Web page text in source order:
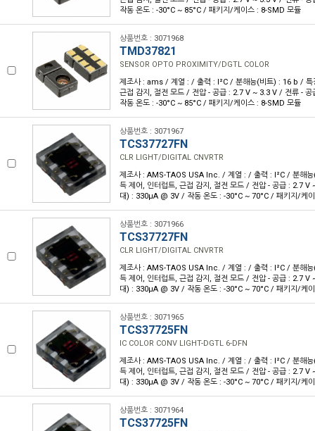
작동 온도 : -30°C ~ 85°C / 패키지/케이스 : 8-SMD 모듈
상품번호 : 3071968
TMD37821
SENSOR OPTO PROXIMITY/DGTL COLOR
제조사 : ams / 계열 : / 출력 : I²C / 분해능(비트) : 16 b / 특
근접 감지, 절전 모드 / 전압 - 공급 : 2.7 V ~ 3.3 V / 전류 -
작동 온도 : -30°C ~ 85°C / 패키지/케이스 : 8-SMD 모듈
상품번호 : 3071967
TCS37727FN
CLR LIGHT/DIGITAL CNVRTR
제조사 : AMS-TAOS USA Inc. / 계열 : / 출력 : I²C / 분해
득 제어, 인터럽트, 근접 감지, 절전 모드 / 전압 - 공급 : 2.7
대) : 330µA @ 3V / 작동 온도 : -30°C ~ 70°C / 패키지/케
상품번호 : 3071966
TCS37727FN
CLR LIGHT/DIGITAL CNVRTR
제조사 : AMS-TAOS USA Inc. / 계열 : / 출력 : I²C / 분해
득 제어, 인터럽트, 근접 감지, 절전 모드 / 전압 - 공급 : 2.7
대) : 330µA @ 3V / 작동 온도 : -30°C ~ 70°C / 패키지/케
상품번호 : 3071965
TCS37725FN
IC COLOR CONV LIGHT-DGTL 6-DFN
제조사 : AMS-TAOS USA Inc. / 계열 : / 출력 : I²C / 분해
득 제어, 인터럽트, 근접 감지, 절전 모드 / 전압 - 공급 : 2.7
대) : 330µA @ 3V / 작동 온도 : -30°C ~ 70°C / 패키지/케
상품번호 : 3071964
TCS37725FN